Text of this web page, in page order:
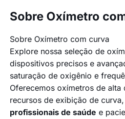
Sobre Oxímetro
Sobre Oxímetro com curva
Explore nossa seleção de
dispositivos precisos e
saturação de oxigênio e
Oferecemos oxímetros de alta
recursos de exibição de
profissionais de saúde e